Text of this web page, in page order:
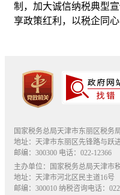
制，加大诚信纳税典型
享政策红利，以税企同
国家税务总局天津市东丽区税务
地址：天津市东丽区先锋路与跃
邮编：300300 电话：022-12366
主办单位：国家税务总局天津市
地址：天津市河北区民主道16号
邮编：300010 纳税咨询电话：